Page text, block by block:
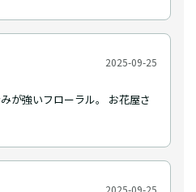
2025-09-25
が強いフローラル。 お花屋さ